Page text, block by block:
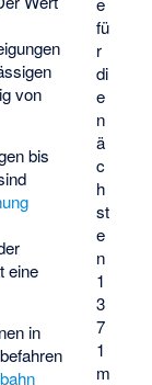
fü
r
di
e
n
ä
c
h
st
e
n
1
3
7
1
m
von
bis
eine
in
befahren